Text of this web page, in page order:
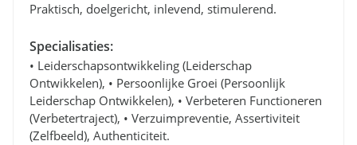
Praktisch, doelgericht, inlevend, stimulerend.
Specialisaties:
• Leiderschapsontwikkeling (leiderschap
Ontwikkelen), • Persoonlijke Groei (persoonlijk
Leiderschap Ontwikkelen), • Verbeteren Functioneren
(verbetertraject), • Verzuimpreventie, Assertiviteit
(zelfbeeld), Authenticiteit.